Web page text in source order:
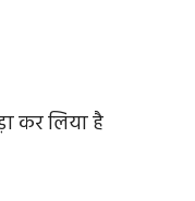
कर लिया है